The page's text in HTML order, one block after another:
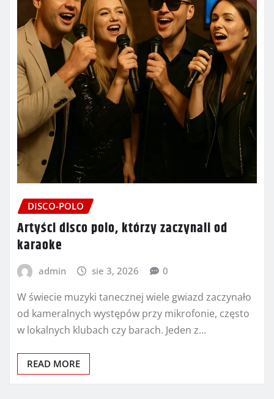
DISCO-POLO
Artyści disco polo, którzy zaczynali od
karaoke
admin sie 3, 2026 0
W świecie muzyki tanecznej wiele gwiazd zaczynało
od kameralnych występów przy mikrofonie, często
w lokalnych klubach czy barach. Jeden z…
READ MORE